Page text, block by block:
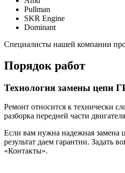
Pullman
SKR Engine
Dominant
Специалисты нашей компании
Порядок работ
Технология замены цепи
Ремонт относится к технически
разборка передней части
Если вам нужна надежная замена
результат даем гарантии. Задать
«Контакты».